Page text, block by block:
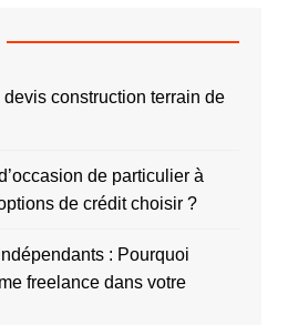
construction terrain de
de particulier à
de crédit choisir ?
: Pourquoi
freelance dans votre